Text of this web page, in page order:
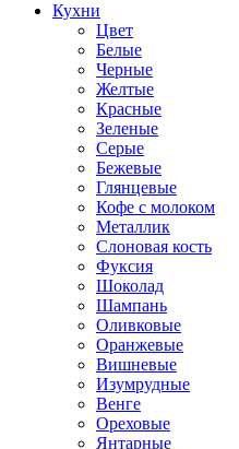
Кухни
Цвет
Белые
Черные
Желтые
Красные
Зеленые
Серые
Бежевые
Глянцевые
Кофе с молоком
Металлик
Слоновая кость
Фуксия
Шоколад
Шампань
Оливковые
Оранжевые
Вишневые
Изумрудные
Венге
Ореховые
Янтарные